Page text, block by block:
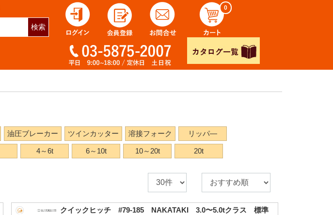
検索
0
油圧ブレーカー ツインカッター 溶接フォーク リッパ―
4～6t 6～10t 10～20t 20t
クイックヒッチ #79-185 NAKATAKI 3.0〜5.0tクラス 標準